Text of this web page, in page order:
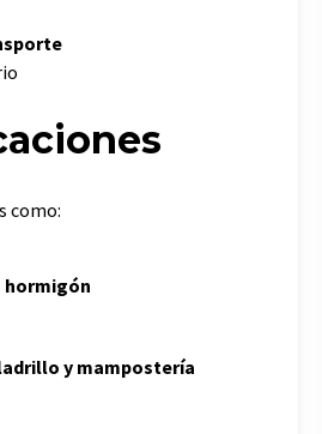
como:
hormigón
y mampostería